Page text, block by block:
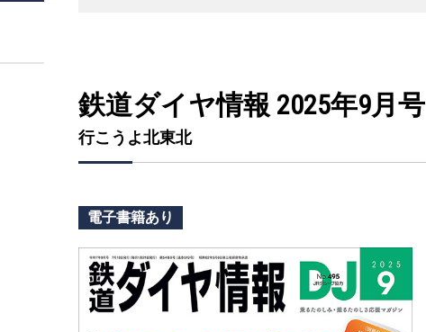
鉄道ダイヤ情報 2025年9月号
行こうよ北東北
電子書籍あり